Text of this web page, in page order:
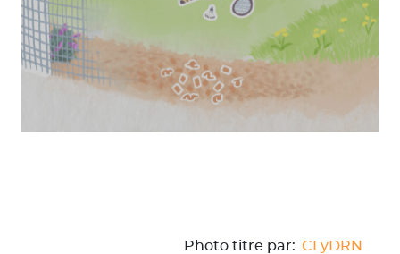
Photo titre par: CLyDRN